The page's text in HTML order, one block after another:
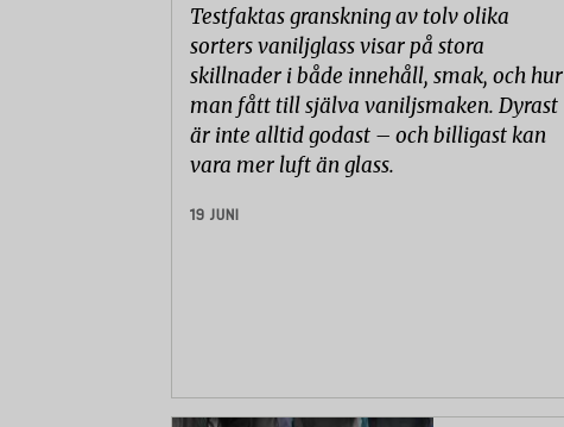
Testfaktas granskning av tolv olika
sorters vaniljglass visar på stora
skillnader i både innehåll, smak, och hur
man fått till själva vaniljsmaken. Dyrast
är inte alltid godast – och billigast kan
vara mer luft än glass.
19 JUNI